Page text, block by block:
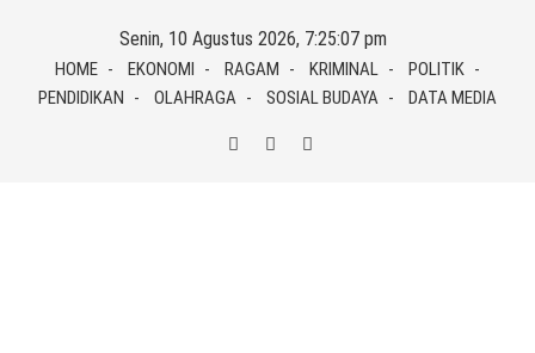
content
Senin, 10 Agustus 2026, 7:25:08 pm
HOME EKONOMI RAGAM KRIMINAL
POLITIK
PENDIDIKAN
OLAHRAGA SOSIAL BUDAYA DATA MEDIA